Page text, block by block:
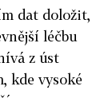
dat doložit,
léčbu
z úst
kde vysoké